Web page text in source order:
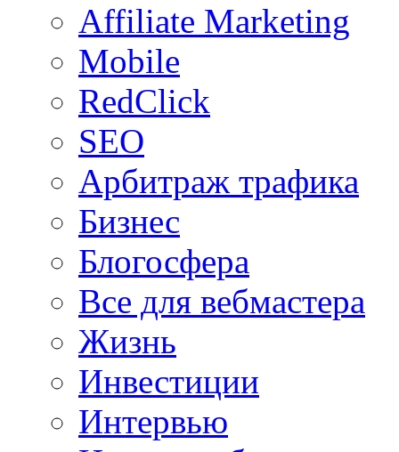
Affiliate Marketing
Mobile
RedClick
SEO
Арбитраж трафика
Бизнес
Блогосфера
Все для вебмастера
Жизнь
Инвестиции
Интервью